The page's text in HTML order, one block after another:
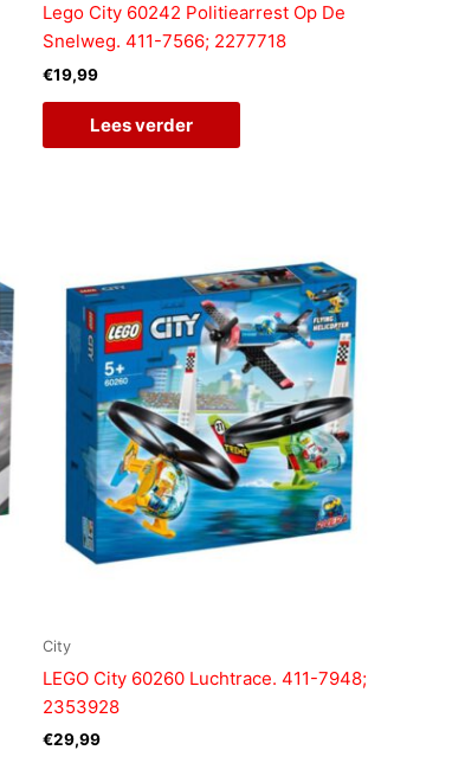
Lego City 60242 Politiearrest Op De
Snelweg. 411-7566; 2277718
€19,99
Lees verder
City
LEGO City 60260 Luchtrace. 411-7948;
2353928
€29,99